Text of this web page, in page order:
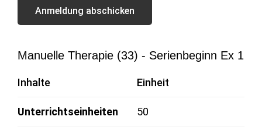
Manuelle Therapie (33) - Serienbeginn Ex 1
Inhalte Einheit
Unterrichtseinheiten 50